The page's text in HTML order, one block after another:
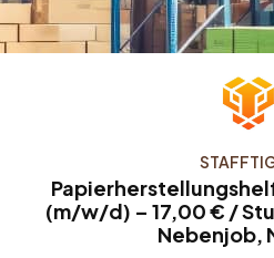
(m/w/d) – 17,00 € /
Nebenjob,